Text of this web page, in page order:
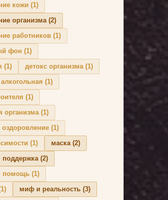
кожи (1)
организма(2)
работников (1)
фон (1)
(1) детокс организма(1)
(1)
(1)
организма(1)
(1)
(1) маска(2)
поддержка(2)
помощь (1)
миф и реальность (3)